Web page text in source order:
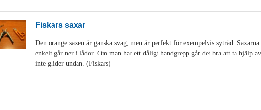
Fiskars saxar
Den orange saxen är ganska svag, men är perfekt för exempelvis sytråd.
enkelt går ner i lådor. Om man har ett dåligt handgrepp går det bra att ta hjälp
inte glider undan. (Fiskars)